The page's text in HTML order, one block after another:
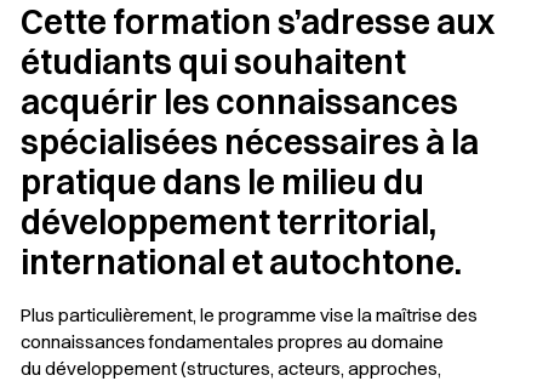
Cette formation s’adresse aux
étudiants qui souhaitent
acquérir les connaissances
spécialisées nécessaires à la
pratique dans le milieu du
développement territorial,
international et autochtone.
Plus particulièrement, le programme vise la maîtrise des
connaissances fondamentales propres au domaine
du développement (structures, acteurs, approches,